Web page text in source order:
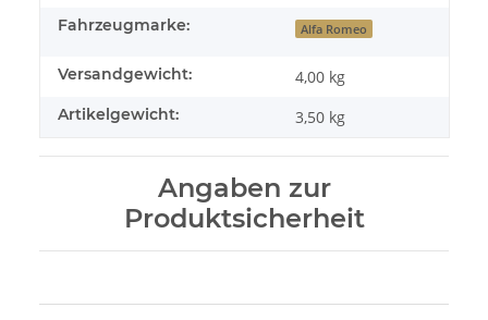
Fahrzeugmarke: Alfa Romeo
Versandgewicht: 4,00 kg
Artikelgewicht: 3,50 kg
Angaben zur
Produktsicherheit